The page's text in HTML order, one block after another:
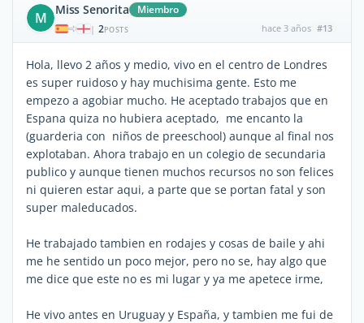
M Miss Senorita Miembro
| 2POSTS hace 3 años #13
Hola, llevo 2 años y medio, vivo en el centro de Londres
es super ruidoso y hay muchisima gente. Esto me
empezo a agobiar mucho. He aceptado trabajos que en
Espana quiza no hubiera aceptado, me encanto la
(guarderia con niños de preeschool) aunque al final nos
explotaban. Ahora trabajo en un colegio de secundaria
publico y aunque tienen muchos recursos no son felices
ni quieren estar aqui, a parte que se portan fatal y son
super maleducados.
He trabajado tambien en rodajes y cosas de baile y ahi
me he sentido un poco mejor, pero no se, hay algo que
me dice que este no es mi lugar y ya me apetece irme,
He vivo antes en Uruguay y España, y tambien me fui de